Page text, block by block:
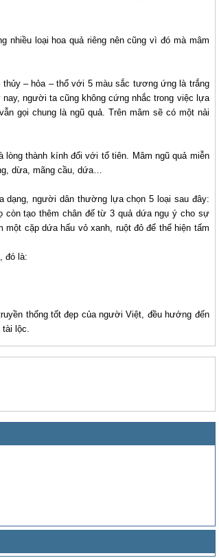
loại hoa quả riêng nên cũng vì đó mà mâm
– hỏa – thổ với 5 màu sắc tương ứng là trắng
người ta cũng không cứng nhắc trong việc lựa
gọi chung là ngũ quả. Trên mâm sẽ có một nải
thành kính đối với tổ tiên. Mâm ngũ quả miễn
dừa, mãng cầu, dứa…
dạng, người dân thường lựa chọn 5 loại sau đây:
còn tạo thêm chân đế từ 3 quả dứa ngụ ý cho sự
cặp dứa hấu vỏ xanh, ruột đỏ để thể hiện tấm
đó là:
thống tốt đẹp của người Việt, đều hướng đến
tài lộc.